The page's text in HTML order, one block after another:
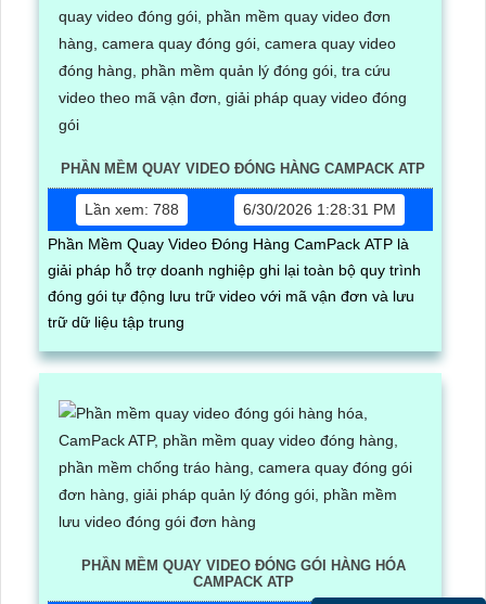
PHẦN MỀM QUAY VIDEO ĐÓNG HÀNG CAMPACK ATP
Lần xem: 788
6/30/2026 1:28:31 PM
Phần Mềm Quay Video Đóng Hàng CamPack ATP là
giải pháp hỗ trợ doanh nghiệp ghi lại toàn bộ quy trình
đóng gói tự động lưu trữ video với mã vận đơn và lưu
trữ dữ liệu tập trung
PHẦN MỀM QUAY VIDEO ĐÓNG GÓI HÀNG HÓA
CAMPACK ATP